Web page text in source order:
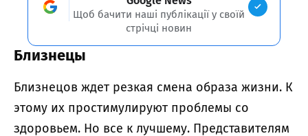
Щоб бачити наші публікації у своїй
стрічці новин
Близнецы
Близнецов ждет резкая смена образа жизни. К
этому их простимулируют проблемы со
здоровьем. Но все к лучшему. Представителям